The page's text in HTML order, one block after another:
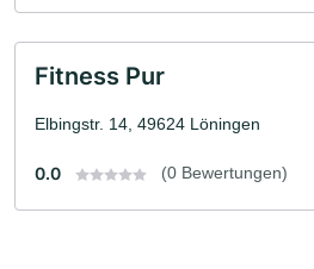
Fitness Pur
Elbingstr. 14, 49624 Löningen
0.0 (0 Bewertungen)